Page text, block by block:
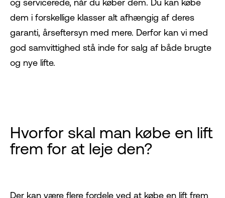
og servicerede, når du køber dem. Du kan købe
dem i forskellige klasser alt afhængig af deres
garanti, årseftersyn med mere. Derfor kan vi med
god samvittighed stå inde for salg af både brugte
og nye lifte.
Hvorfor skal man købe en lift
frem for at leje den?
Der kan være flere fordele ved at købe en lift frem